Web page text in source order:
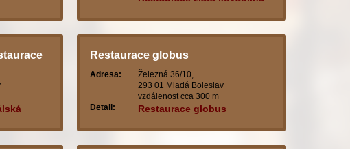
Restaurace globus
Adresa:
Železná 36/10,
293 01 Mladá Boleslav
vzdálenost cca 300 m
Detail:
Restaurace globus